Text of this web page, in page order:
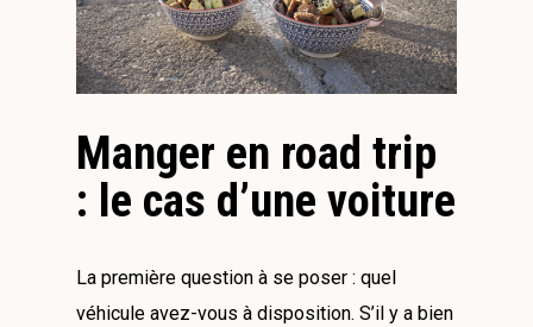
Manger en road trip
: le cas d’une voiture
La première question à se poser : quel
véhicule avez-vous à disposition. S’il y a bien